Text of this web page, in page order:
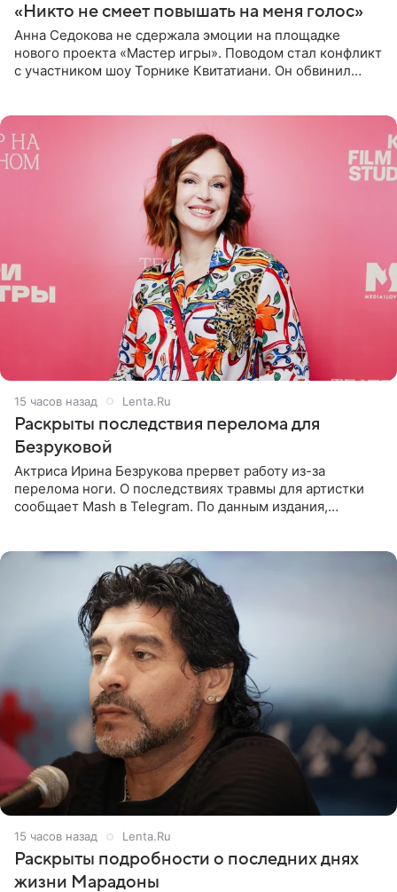
«Никто не смеет повышать на меня голос»
Анна Седокова не сдержала эмоции на площадке
нового проекта «Мастер игры». Поводом стал конфликт
с участником шоу Торнике Квитатиани. Он обвинил
15 часов назад Lenta.Ru
Раскрыты последствия перелома для
Безруковой
Актриса Ирина Безрукова прервет работу из-за
перелома ноги. О последствиях травмы для артистки
сообщает Mash в Telegram. По данным издания,
15 часов назад Lenta.Ru
Раскрыты подробности о последних днях
жизни Марадоны